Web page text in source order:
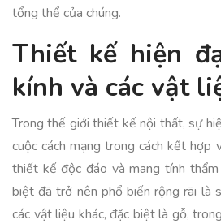
tổng thể của chúng.
Thiết kế hiện
kính và các vật
Trong thế giới thiết kế nội thất, sự
cuộc cách mạng trong cách kết hợp
thiết kế độc đáo và mang tính
biệt đã trở nên phổ biến rộng rãi là
các vật liệu khác, đặc biệt là gỗ,